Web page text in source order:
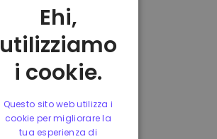
Ehi,
utilizziamo
i cookie.
Questo sito web utilizza i
cookie per migliorare la
tua esperienza di